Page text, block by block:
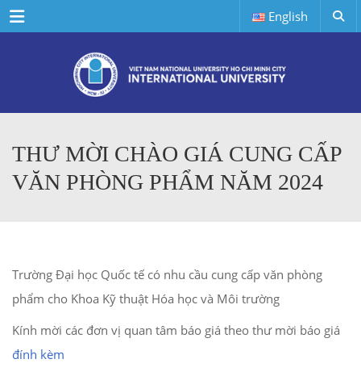
Menu English
THƯ MỜI CHÀO GIÁ CUNG CẤP
VĂN PHÒNG PHẨM NĂM 2024
Trường Đại học Quốc tế có nhu cầu cung cấp văn phòng
phẩm cho Khoa Kỹ thuật Hóa học và Môi trường
Kính mời các đơn vị quan tâm báo giá theo thư mời báo giá
đính kèm